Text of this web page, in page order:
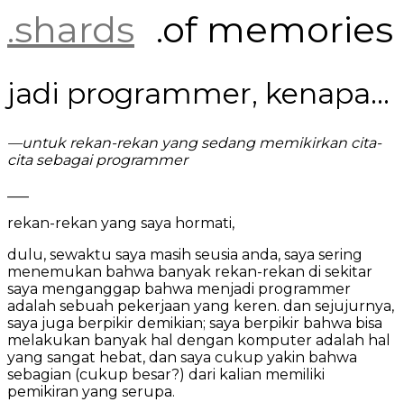
Skip
to
content
.shards .of memories
jadi programmer, kenapa…
—untuk rekan-rekan yang sedang memikirkan cita-
cita sebagai programmer
rekan-rekan yang saya hormati,
dulu, sewaktu saya masih seusia anda, saya sering
menemukan bahwa banyak rekan-rekan di sekitar
saya menganggap bahwa menjadi programmer
adalah sebuah pekerjaan yang keren. dan sejujurnya,
saya juga berpikir demikian; saya berpikir bahwa bisa
melakukan banyak hal dengan komputer adalah hal
yang sangat hebat, dan saya cukup yakin bahwa
sebagian (cukup besar?) dari kalian memiliki
pemikiran yang serupa.